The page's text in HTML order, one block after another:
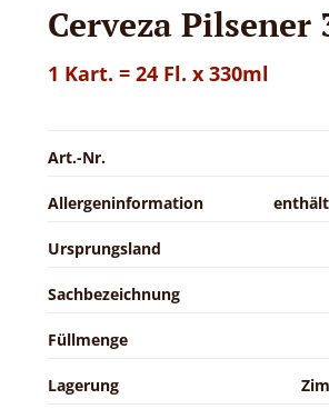
Cerveza Pilsener
1 Kart. = 24 Fl. x 330ml
Art.-Nr.
Allergeninformation
Ursprungsland
Sachbezeichnung
Füllmenge
Lagerung